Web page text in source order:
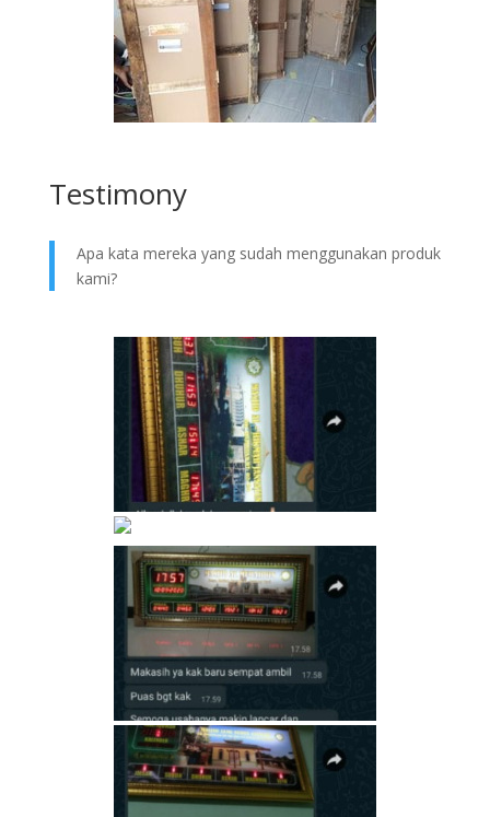
Testimony
Apa kata mereka yang sudah menggunakan produk
kami?